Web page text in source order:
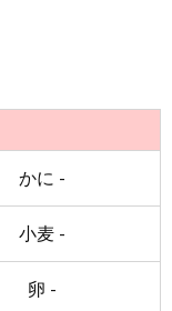
かに -
小麦 -
卵 -